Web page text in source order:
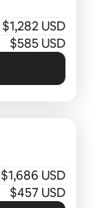
$1,282 USD
$585 USD
$1,686 USD
$457 USD